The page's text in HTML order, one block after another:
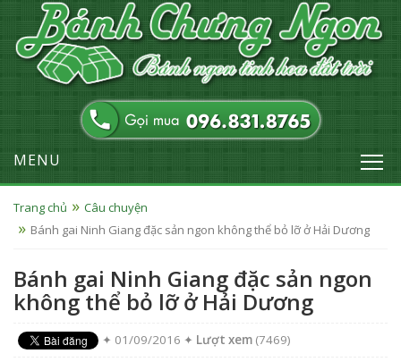
MENU
Trang chủ
Câu chuyện
Bánh gai Ninh Giang đặc sản ngon không thể bỏ lỡ ở Hải Dương
Bánh gai Ninh Giang đặc sản ngon
không thể bỏ lỡ ở Hải Dương
✦ 01/09/2016 ✦ Lượt xem (7469)